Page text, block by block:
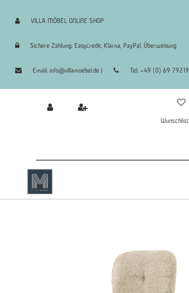
VILLA MÖBEL ONLINE SHOP
Sichere Zahlung: Easycredit, Klarna, PayPal, Überweisung
Email: info@villamoebel.de | Tel: +49 (0) 69